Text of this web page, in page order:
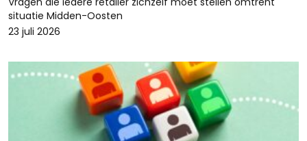
situatie Midden-Oosten
23 juli 2026